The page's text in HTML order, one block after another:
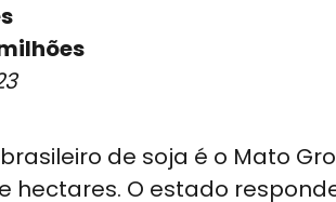
de soja é o Mato
hectares. O estado